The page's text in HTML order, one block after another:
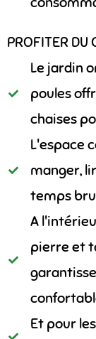
PROFITER DU
Le jardin
poules
chaises
L'espace
manger,
temps
A
pierre et
Et pour